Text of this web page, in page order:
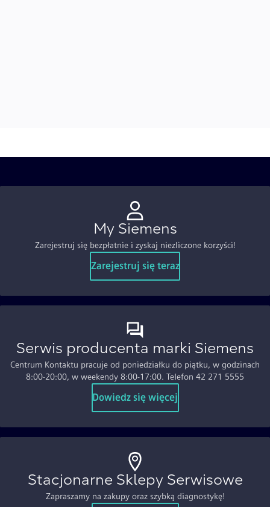
My Siemens
Zarejestruj się bezpłatnie i zyskaj niezliczone korzyści!
Zarejestruj się teraz
Serwis producenta marki Siemens
Centrum Kontaktu pracuje od poniedziałku do piątku, w godzinach
8:00-20:00, w weekendy 8:00-17:00. Telefon 42 271 5555
Dowiedz się więcej
Stacjonarne Sklepy Serwisowe
Zapraszamy na zakupy oraz szybką diagnostykę!